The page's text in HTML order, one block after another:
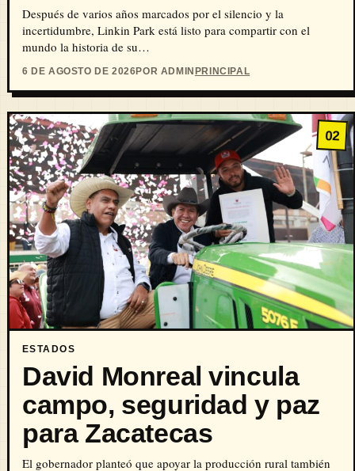
Después de varios años marcados por el silencio y la
incertidumbre, Linkin Park está listo para compartir con el
mundo la historia de su…
6 DE AGOSTO DE 2026POR ADMIN PRINCIPAL
02
ESTADOS
David Monreal vincula
campo, seguridad y paz
para Zacatecas
El gobernador planteó que apoyar la producción rural también